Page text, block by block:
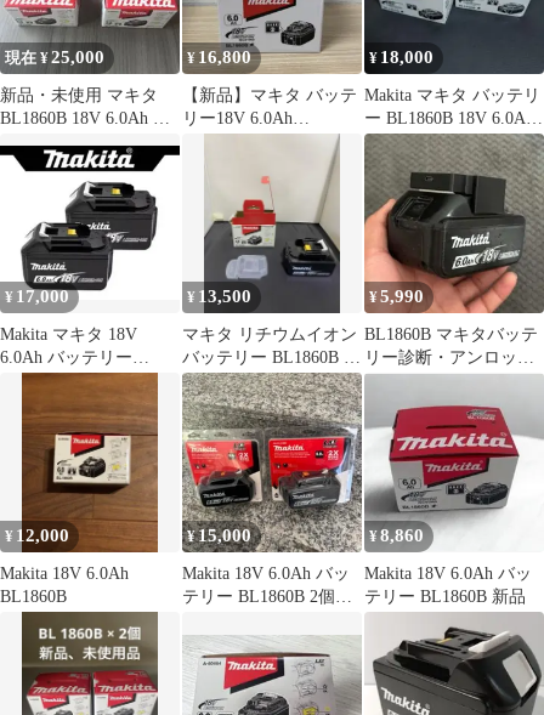
現在 ¥25,000
新品・未使用 マキタ
BL1860B 18V 6.0Ah バ
¥ 16,800
【新品】マキタ バッテ
リー18V 6.0Ah
¥ 18,000
Makita マキタ バッテリ
ー BL1860B 18V 6.0Ah
2個セット
¥ 17,000
Makita マキタ 18V
6.0Ah バッテリー
BL1860B 2個セット
¥ 13,500
マキタ リチウムイオン
バッテリー BL1860B 本
体
¥5,990
BL1860B マキタバッテ
リー診断・アンロック
装置 Wi-Fi
¥ 12,000
Makita 18V 6.0Ah
BL1860B
¥15,000
Makita 18V 6.0Ah バッ
テリー BL1860B 2個セ
¥8,860
Makita 18V 6.0Ah バッ
テリー BL1860B 新品